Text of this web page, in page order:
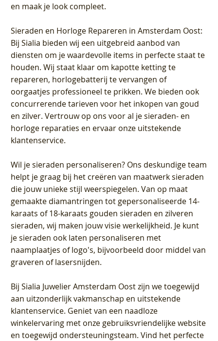
en maak je look compleet.
Sieraden en Horloge Repareren in Amsterdam Oost:
Bij Sialia bieden wij een uitgebreid aanbod van
diensten om je waardevolle items in perfecte staat te
houden. Wij staat klaar om kapotte ketting te
repareren, horlogebatterij te vervangen of
oorgaatjes professioneel te prikken. We bieden ook
concurrerende tarieven voor het inkopen van goud
en zilver. Vertrouw op ons voor al je sieraden- en
horloge reparaties en ervaar onze uitstekende
klantenservice.
Wil je sieraden personaliseren? Ons deskundige team
helpt je graag bij het creëren van maatwerk sieraden
die jouw unieke stijl weerspiegelen. Van op maat
gemaakte diamantringen tot gepersonaliseerde 14-
karaats of 18-karaats gouden sieraden en zilveren
sieraden, wij maken jouw visie werkelijkheid. Je kunt
je sieraden ook laten personaliseren met
naamplaatjes of logo's, bijvoorbeeld door middel van
graveren of lasersnijden.
BijSialia Juwelier Amsterdam Oostzijn we toegewijd
aan uitzonderlijk vakmanschap en uitstekende
klantenservice. Geniet van een naadloze
winkelervaring met onze gebruiksvriendelijke website
en toegewijd ondersteuningsteam. Vind het perfecte